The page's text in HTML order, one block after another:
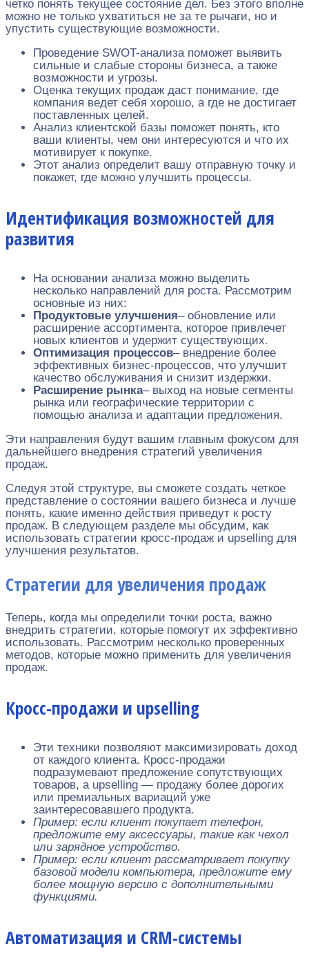
четко понять текущее состояние дел. Без этого вполне
можно не только ухватиться не за те рычаги, но и
упустить существующие возможности.
Проведение SWOT-анализа поможет выявить
сильные и слабые стороны бизнеса, а также
возможности и угрозы.
Оценка текущих продаж даст понимание, где
компания ведет себя хорошо, а где не достигает
поставленных целей.
Анализ клиентской базы поможет понять, кто
ваши клиенты, чем они интересуются и что их
мотивирует к покупке.
Этот анализ определит вашу отправную точку и
покажет, где можно улучшить процессы.
Идентификация возможностей для
развития
На основании анализа можно выделить
несколько направлений для роста. Рассмотрим
основные из них:
Продуктовые улучшения– обновление или
расширение ассортимента, которое привлечет
новых клиентов и удержит существующих.
Оптимизация процессов– внедрение более
эффективных бизнес-процессов, что улучшит
качество обслуживания и снизит издержки.
Расширение рынка– выход на новые сегменты
рынка или географические территории с
помощью анализа и адаптации предложения.
Эти направления будут вашим главным фокусом для
дальнейшего внедрения стратегий увеличения
продаж.
Следуя этой структуре, вы сможете создать четкое
представление о состоянии вашего бизнеса и лучше
понять, какие именно действия приведут к росту
продаж. В следующем разделе мы обсудим, как
использовать стратегии кросс-продаж и upselling для
улучшения результатов.
Стратегии для увеличения продаж
Теперь, когда мы определили точки роста, важно
внедрить стратегии, которые помогут их эффективно
использовать. Рассмотрим несколько проверенных
методов, которые можно применить для увеличения
продаж.
Кросс-продажи и upselling
Эти техники позволяют максимизировать доход
от каждого клиента. Кросс-продажи
подразумевают предложение сопутствующих
товаров, а upselling — продажу более дорогих
или премиальных вариаций уже
заинтересовавшего продукта.
Пример: если клиент покупает телефон,
предложите ему аксессуары, такие как чехол
или зарядное устройство.
Пример: если клиент рассматривает покупку
базовой модели компьютера, предложите ему
более мощную версию с дополнительными
функциями.
Автоматизация и CRM-системы